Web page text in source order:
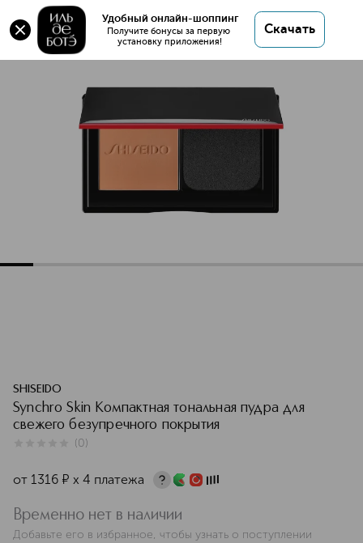
Удобный онлайн-шоппинг
Получите бонусы за первую
установку приложения!
Скачать
Synchro Skin Компактная тональная пудра для
свежего безупречного покрытия
Synchro Skin Компактная тональная пудра для свежего
SHISEIDO
Synchro Skin Компактная тональная пудра для
свежего безупречного покрытия
(0)
от 1316 ¤ х 4 платежа
Временно нет в наличии
Добавьте его в избранное, чтобы узнать о поступлении